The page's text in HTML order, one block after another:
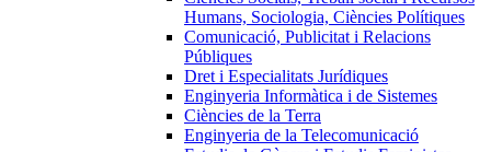
Humans, Sociologia, Ciències Polítiques
Comunicació, Publicitat i Relacions
Públiques
Dret i Especialitats Jurídiques
Enginyeria Informàtica i de Sistemes
Ciències de la Terra
Enginyeria de la Telecomunicació